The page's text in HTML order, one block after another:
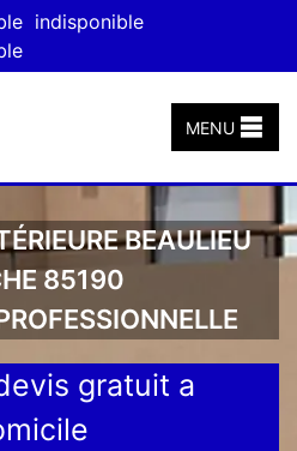
indisponible
MENU
BEAULIEU
85190
gratuit a